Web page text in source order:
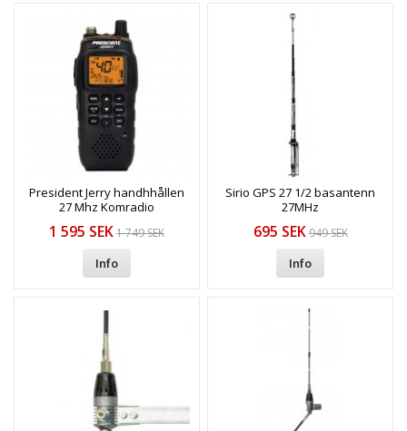
President Jerry handhhållen
27 Mhz Komradio
1 595 SEK1 749 SEK
Info
Sirio GPS 27 1/2 basantenn
27MHz
695 SEK949 SEK
Info